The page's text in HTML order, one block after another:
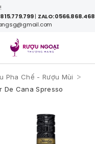
| ZALO: 0566.868.468
Pha Chế - Rượu Mùi >
De Cana Spresso